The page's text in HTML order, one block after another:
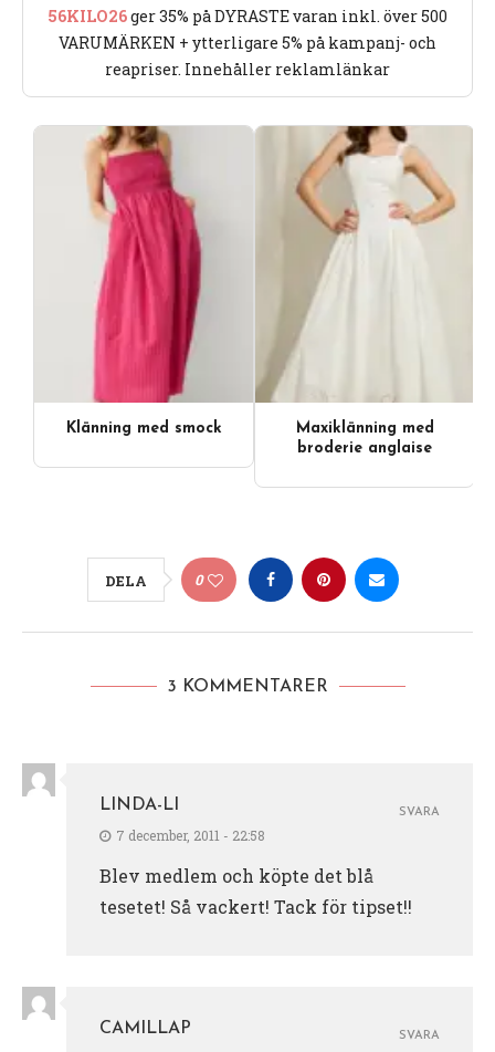
56KILO26ger 35% på DYRASTE varan inkl. över 500
VARUMÄRKEN + ytterligare 5% på kampanj- och
reapriser. Innehåller reklamlänkar
Klänning med smock
Maxiklänning med
broderie anglaise
DELA 0
3 KOMMENTARER
LINDA-LI
7 december, 2011 - 22:58
Blev medlem och köpte det blå
tesetet! Så vackert! Tack för tipset!!
SVARA
CAMILLAP
SVARA